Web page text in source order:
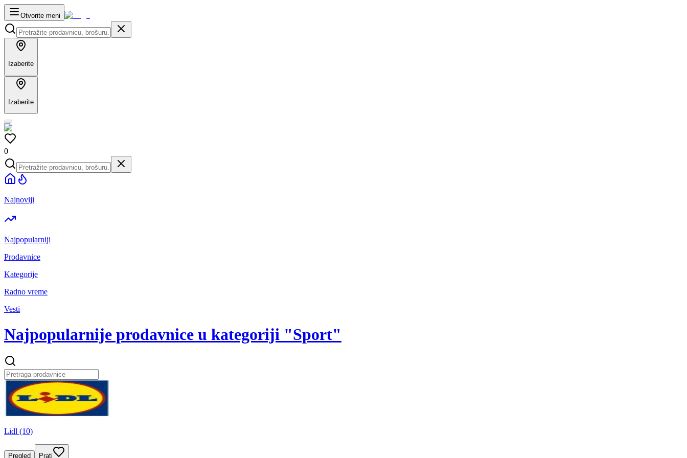
Otvorite meni
Izaberite
Izaberite
0
Najnoviji
Najpopularniji
Prodavnice
Kategorije
Radno vreme
Vesti
Najpopularnije prodavnice u kategoriji "Sport"
Lidl (10)
Pregled Prati